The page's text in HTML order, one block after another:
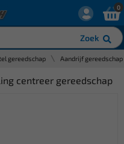
Zoek
0
gereedschap Aandrijf gereedschap
centreer gereedschap